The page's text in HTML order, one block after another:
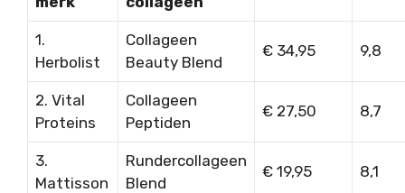
1.
Herbolist
Collageen
Beauty Blend
€ 34,95 9,8
2. Vital
Proteins
Collageen
Peptiden
€ 27,50 8,7
3.
Mattisson
Rundercollageen
Blend
€ 19,95 8,1